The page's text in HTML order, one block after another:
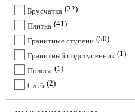
Брусчатка 22
Плитка 41
Гранитные ступени 50
Гранитный подступенник 1
Полоса
1
Слэб 2